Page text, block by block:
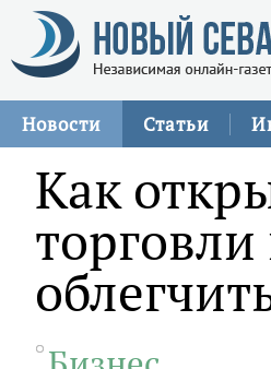
Новости Статьи
Как